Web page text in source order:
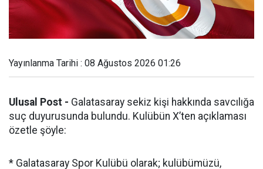
Yayınlanma Tarihi : 08 Ağustos 2026 01:26
Ulusal Post - Galatasaray sekiz kişi hakkında savcılığa
suç duyurusunda bulundu. Kulübün X’ten açıklaması
özetle şöyle:
* Galatasaray Spor Kulübü olarak; kulübümüzü,